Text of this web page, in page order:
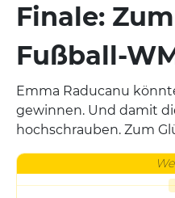
Finale:
Fußball-
Emma Raducanu
gewinnen. Und damit
hochschrauben. Zum